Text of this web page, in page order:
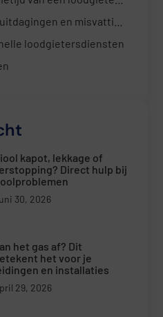
loodgietersdiensten
kapot, lekkage of
Direct hulp bij
30, 2026
het gas af? Dit
het voor je
en installaties
29, 2026